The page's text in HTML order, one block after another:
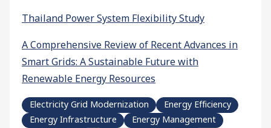
Thailand Power System Flexibility Study
A Comprehensive Review of Recent Advances in
Smart Grids: A Sustainable Future with
Renewable Energy Resources
Electricity Grid Modernization
Energy Efficiency
Energy Infrastructure
Energy Management